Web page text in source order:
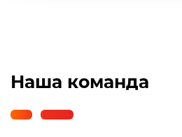
Наша команда